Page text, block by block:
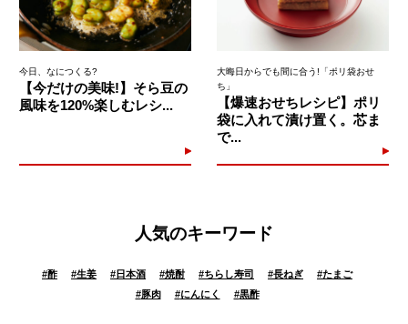
今日、なにつくる?
【今だけの美味!】そら豆の
風味を120%楽しむレシ...
大晦日からでも間に合う!「ポリ袋おせ
ち」
【爆速おせちレシピ】ポリ
袋に入れて漬け置く。芯ま
で...
人気のキーワード
#酢 #生姜 #日本酒 #焼酎 #ちらし寿司 #長ねぎ #たまご
#豚肉 #にんにく #黒酢